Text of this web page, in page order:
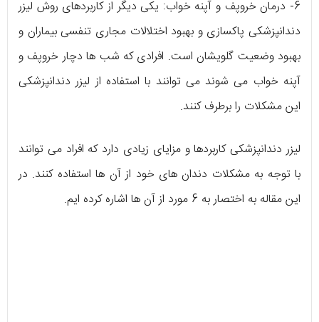
6- درمان خروپف و آپنه خواب: یکی دیگر از کاربردهای روش لیزر
دندانپزشکی پاکسازی و بهبود اختلالات مجاری تنفسی بیماران و
بهبود وضعیت گلویشان است. افرادی که شب ها دچار خروپف و
آپنه خواب می شوند می توانند با استفاده از لیزر دندانپزشکی
این مشکلات را برطرف کنند.
لیزر دندانپزشکی کاربردها و مزایای زیادی دارد که افراد می توانند
با توجه به مشکلات دندان های خود از آن ها استفاده کنند. در
این مقاله به اختصار به 6 مورد از آن ها اشاره کرده ایم.